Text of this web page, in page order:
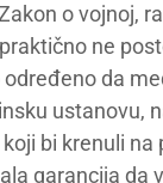
o vojnoj,
ne
da
ustanovu,
bi krenuli
garancija da